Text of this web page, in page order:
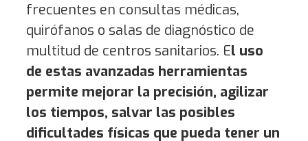
frecuentes en consultas médicas,
quirófanos o salas de diagnóstico de
multitud de centros sanitarios. El uso
de estas avanzadas herramientas
permite mejorar la precisión, agilizar
los tiempos, salvar las posibles
dificultades físicas que pueda tener un